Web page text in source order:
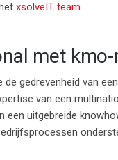
xsolveIT team
met
de gedrevenheid van
van een
een uitgebreide